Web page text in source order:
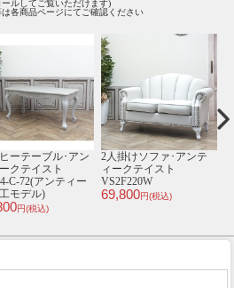
ールしてご覧いただけます)
各商品ページにてご確認ください
ーテーブル･アン
クテイスト
C-72(アンティー
モデル)
円(税込)
2人掛けソファ･アンテ
ィークテイスト
VS2F220W
69,800円(税込)